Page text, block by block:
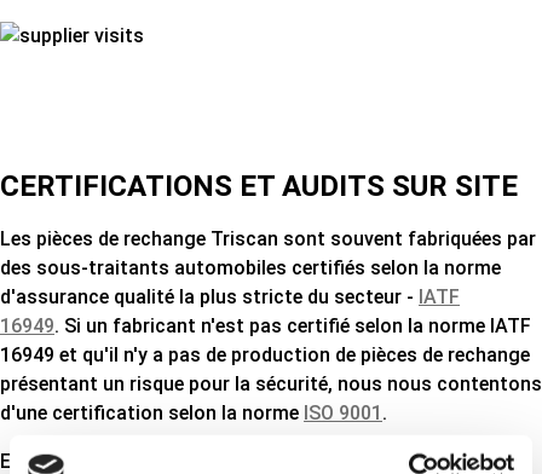
CERTIFICATIONS ET AUDITS SUR SITE
Les pièces de rechange Triscan sont souvent fabriquées par
des sous-traitants automobiles certifiés selon la norme
d'assurance qualité la plus stricte du secteur - IATF
16949. Si un fabricant n'est pas certifié selon la norme IATF
16949 et qu'il n'y a pas de production de pièces de rechange
présentant un risque pour la sécurité, nous nous contentons
d'une certification selon la norme ISO 9001 .
En outre, nous effectuons des audits occasionnels chez